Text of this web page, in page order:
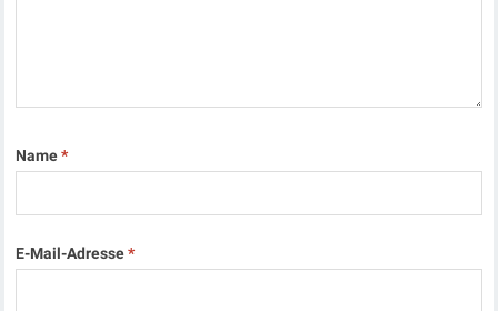
Name*
E-Mail-Adresse*